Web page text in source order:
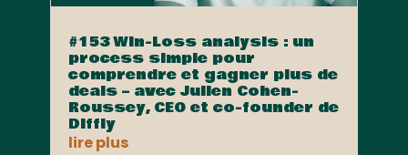
#153 Win-Loss analysis : un
process simple pour
comprendre et gagner plus de
deals – avec Julien Cohen-
Roussey, CEO et co-founder de
Diffly
lire plus